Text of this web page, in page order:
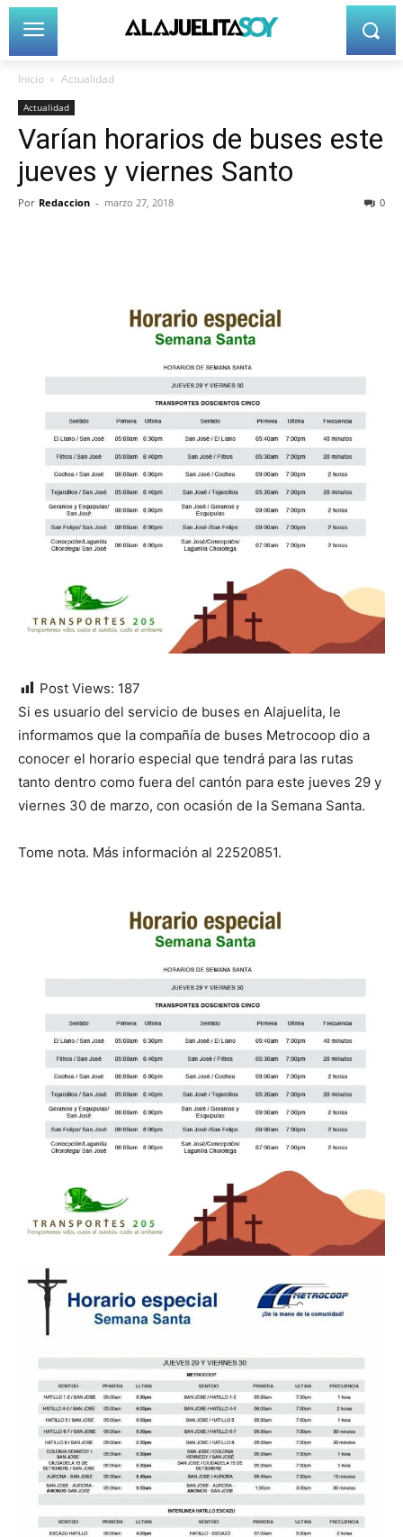
Inicio Actualidad
Actualidad
Varían horarios de buses este
jueves y viernes Santo
Por Redaccion - marzo 27, 2018 0
Post Views: 187
Si es usuario del servicio de buses en Alajuelita, le
informamos que la compañía de buses Metrocoop dio a
conocer el horario especial que tendrá para las rutas
tanto dentro como fuera del cantón para este jueves 29 y
viernes 30 de marzo, con ocasión de la Semana Santa.
Tome nota. Más información al 22520851.